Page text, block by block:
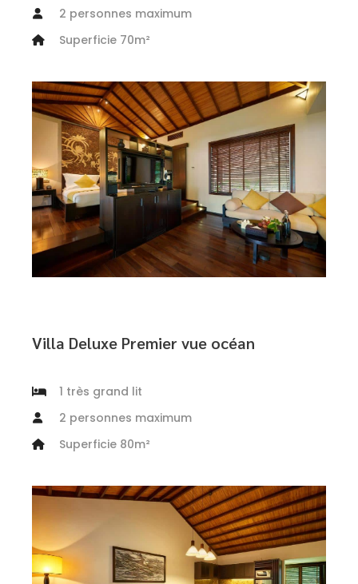
2 personnes maximum
Superficie 70m²
Villa Deluxe Premier vue océan
1 très grand lit
2 personnes maximum
Superficie 80m²